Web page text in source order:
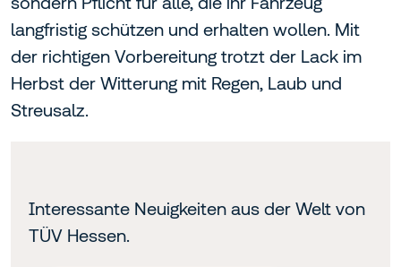
langfristig schützen und erhalten wollen. Mit
der richtigen Vorbereitung trotzt der Lack im
Herbst der Witterung mit Regen, Laub und
Streusalz.
Interessante Neuigkeiten aus der Welt von
TÜV Hessen.